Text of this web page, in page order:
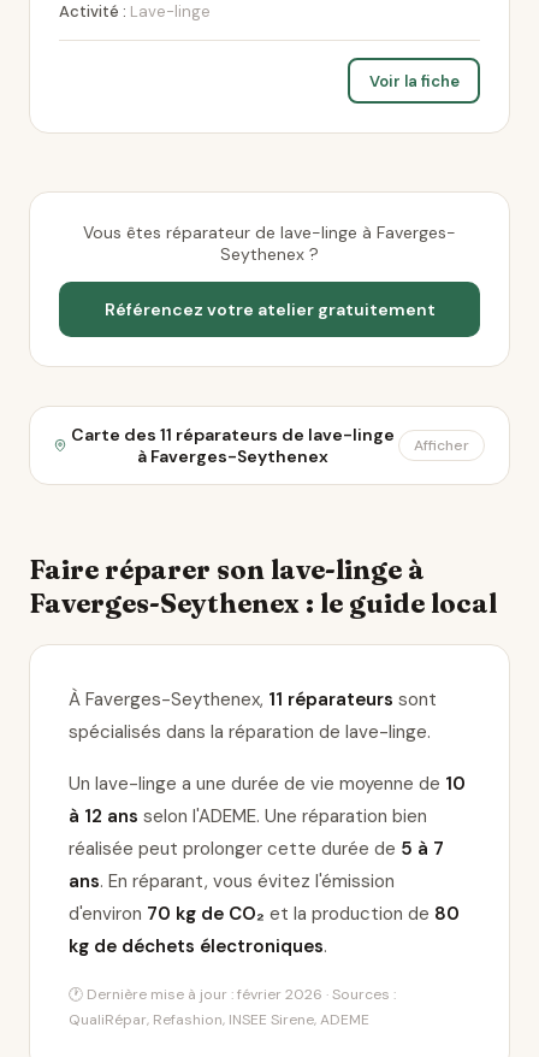
Activité : Lave-linge
Voir la fiche
Vous êtes réparateur de lave-linge à Faverges-
Seythenex ?
Référencez votre atelier gratuitement
Carte des 11 réparateurs de lave-linge
à Faverges-Seythenex
Afficher
Faire réparer son lave-linge à
Faverges-Seythenex : le guide local
À Faverges-Seythenex, 11 réparateurs sont
spécialisés dans la réparation de lave-linge.
Un lave-linge a une durée de vie moyenne de 10
à 12 ans selon l'ADEME. Une réparation bien
réalisée peut prolonger cette durée de 5 à 7
ans. En réparant, vous évitez l'émission
d'environ 70 kg de CO₂ et la production de 80
kg de déchets électroniques.
🕐 Dernière mise à jour : février 2026 · Sources :
QualiRépar, Refashion, INSEE Sirene, ADEME